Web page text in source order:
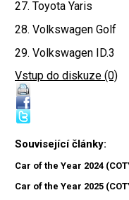
27. Toyota Yaris
28. Volkswagen Golf
29. Volkswagen ID.3
Vstup do diskuze (0)
Související články:
Car of the Year 2024
Car of the Year 2025